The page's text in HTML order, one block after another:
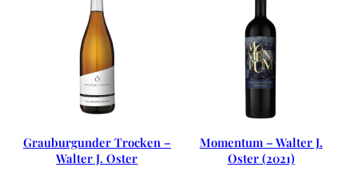
Grauburgunder Trocken –
Walter J. Oster
Momentum – Walter J.
Oster (2021)